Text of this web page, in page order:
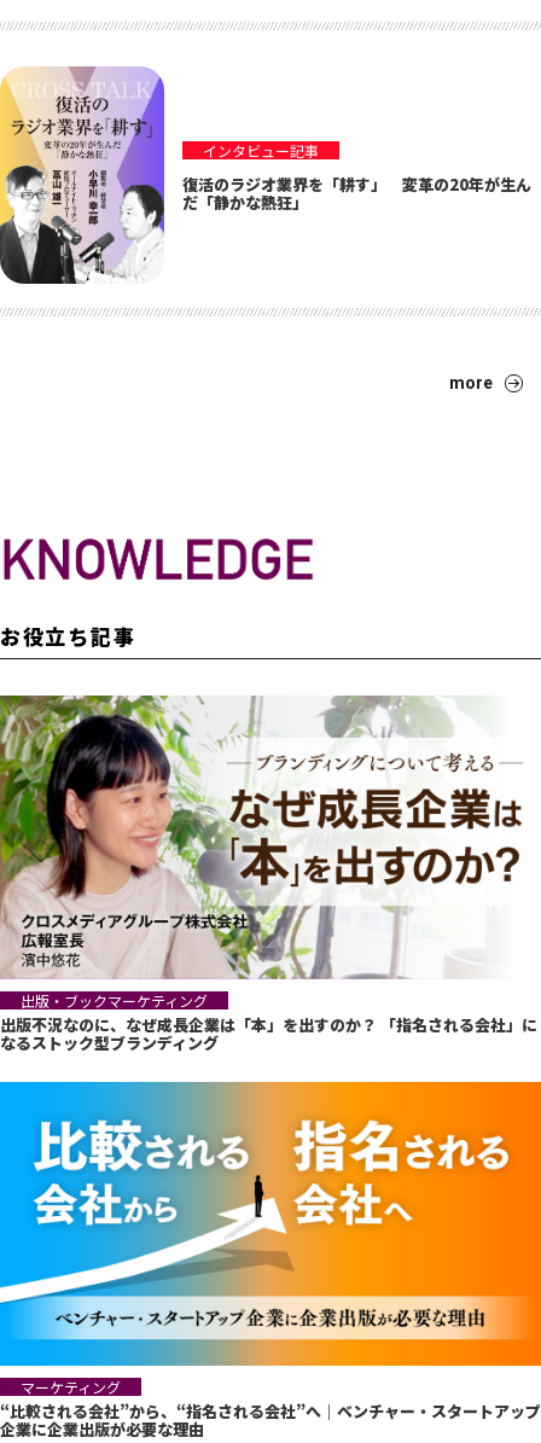
インタビュー記事
復活のラジオ業界を「耕す」 変革の20年が生ん
だ「静かな熱狂」
more
お役立ち記事
出版・ブックマーケティング
出版不況なのに、なぜ成長企業は「本」を出すのか？ 「指名される会社」に
なるストック型ブランディング
マーケティング
“比較される会社”から、“指名される会社”へ｜ベンチャー・スタートアップ
企業に企業出版が必要な理由